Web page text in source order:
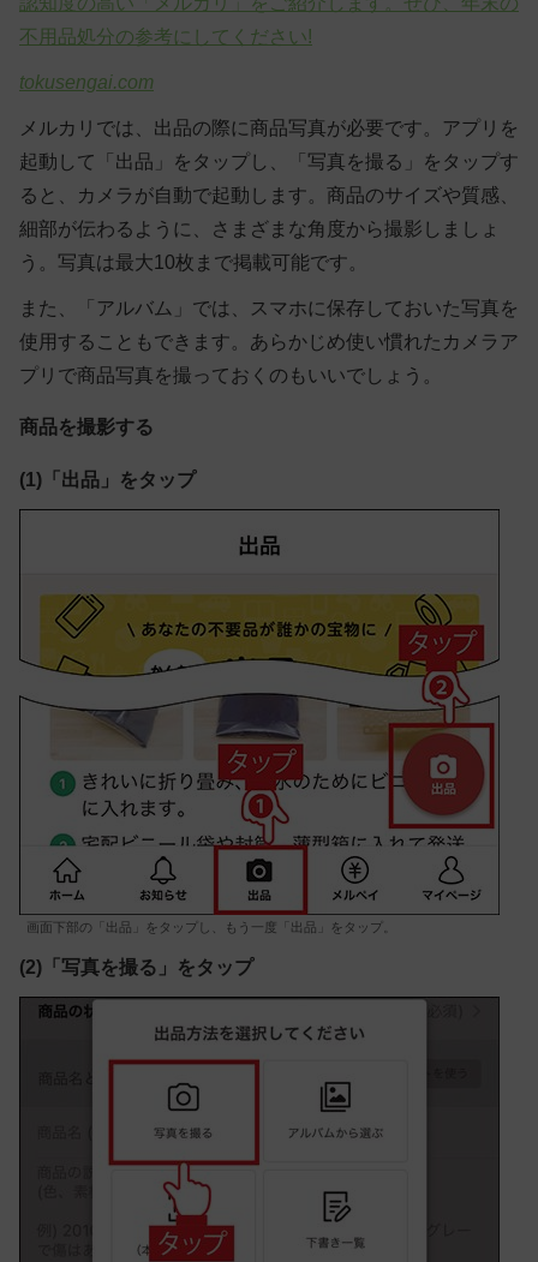
不用品処分の参考にしてください!
tokusengai.com
メルカリでは、出品の際に商品写真が必要です。アプリを
起動して「出品」をタップし、「写真を撮る」をタップす
ると、カメラが自動で起動します。商品のサイズや質感、
細部が伝わるように、さまざまな角度から撮影しましょ
う。写真は最大10枚まで掲載可能です。
また、「アルバム」では、スマホに保存しておいた写真を
使用することもできます。あらかじめ使い慣れたカメラア
プリで商品写真を撮っておくのもいいでしょう。
商品を撮影する
(1)「出品」をタップ
画面下部の「出品」をタップし、もう一度「出品」をタップ。
(2)「写真を撮る」をタップ